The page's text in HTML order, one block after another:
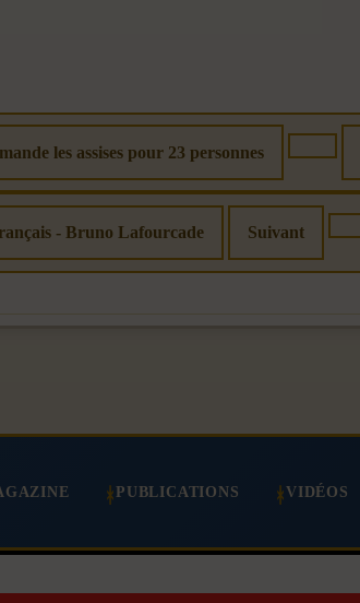
les assises pour 23 personnes
- Bruno Lafourcade Suivant
PUBLICATIONS VIDÉOS